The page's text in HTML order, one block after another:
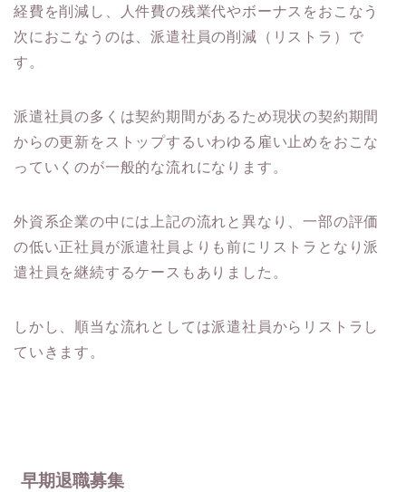
経費を削減し、人件費の残業代やボーナスをおこなう
次におこなうのは、派遣社員の削減（リストラ）で
す。
派遣社員の多くは契約期間があるため現状の契約期間
からの更新をストップするいわゆる雇い止めをおこな
っていくのが一般的な流れになります。
外資系企業の中には上記の流れと異なり、一部の評価
の低い正社員が派遣社員よりも前にリストラとなり派
遣社員を継続するケースもありました。
しかし、順当な流れとしては派遣社員からリストラし
ていきます。
早期退職募集